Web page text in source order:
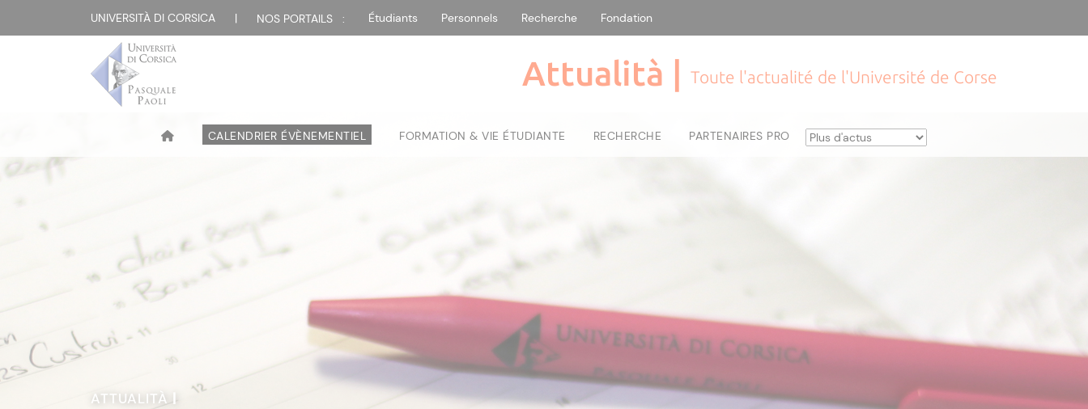
UNIVERSITÀ DI CORSICA | NOS PORTAILS : Étudiants Personnels Recherche Fondation
Attualità | Toute l'actualité de l'Université de Corse
CALENDRIER ÉVÈNEMENTIEL FORMATION & VIE ÉTUDIANTE RECHERCHE PARTENAIRES PRO
ATTUALITÀ|